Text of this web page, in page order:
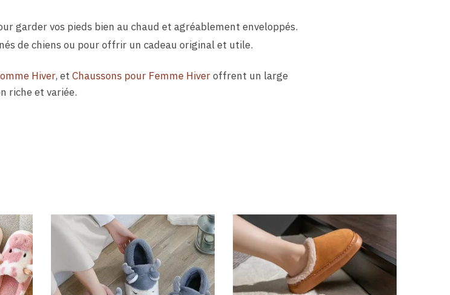
garder vos pieds bien au chaud et agréablement enveloppés.
de chiens ou pour offrir un cadeau original et utile.
Hiver, et Chaussons pour Femme Hiveroffrent un large
riche et variée.